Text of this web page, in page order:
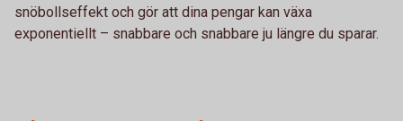
snöbollseffekt och gör att dina pengar kan växa
exponentiellt – snabbare och snabbare ju längre du sparar.